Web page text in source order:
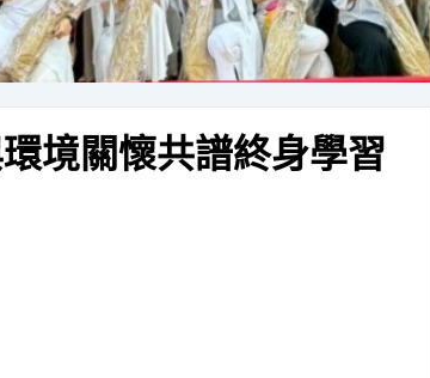
境關懷共譜終身學習